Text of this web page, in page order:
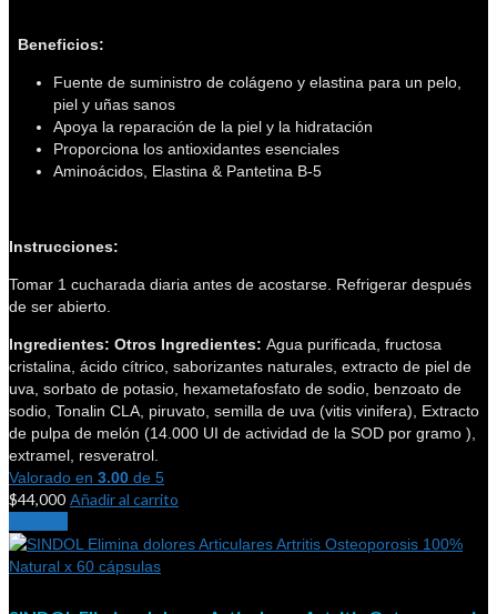
Beneficios:
Fuente de suministro de colágeno y elastina para un pelo,
piel y uñas sanos
Apoya la reparación de la piel y la hidratación
Proporciona los antioxidantes esenciales
Aminoácidos, Elastina & Pantetina B-5
Instrucciones:
Tomar 1 cucharada diaria antes de acostarse. Refrigerar después
de ser abierto.
Ingredientes: Otros Ingredientes: Agua purificada, fructosa
cristalina, ácido cítrico, saborizantes naturales, extracto de piel de
uva, sorbato de potasio, hexametafosfato de sodio, benzoato de
sodio, Tonalin CLA, piruvato, semilla de uva (vitis vinifera), Extracto
de pulpa de melón (14.000 UI de actividad de la SOD por gramo ),
extramel, resveratrol.
Valorado en 3.00 de 5
$44,000 Añadir al carrito